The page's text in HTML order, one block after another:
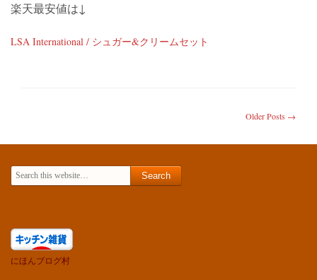
楽天最安値は↓
LSA International / シュガー&クリームセット
Older Posts →
Search for:
にほんブログ村